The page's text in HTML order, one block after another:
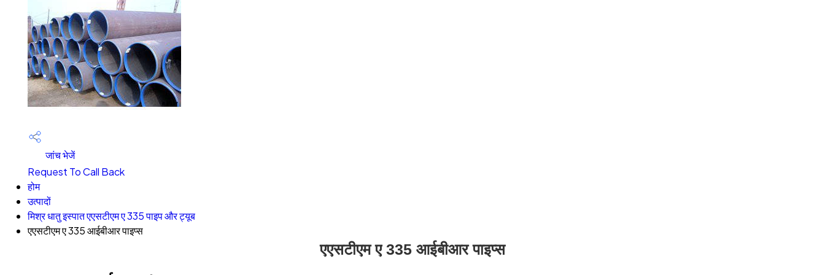
जांच भेजें
Request To Call Back
होम
उत्पादों
मिश्र धातु इस्पात एएसटीएम ए 335 पाइप और ट्यूब
एएसटीएम ए 335 आईबीआर पाइप्स
एएसटीएम ए 335 आईबीआर पाइप्स